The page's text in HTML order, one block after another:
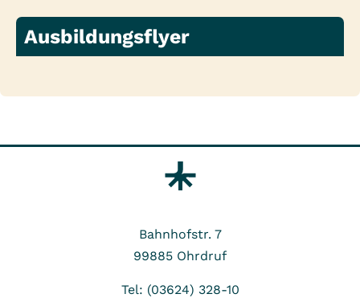
Schrift
Praxisanleitung
Prüfungsvorbereitung
persönliche und individuelle
Unterstützung durch unsere
Ausbildungsflyer
Bahnhofstr. 7
99885 Ohrdruf
Tel: (03624) 328-10